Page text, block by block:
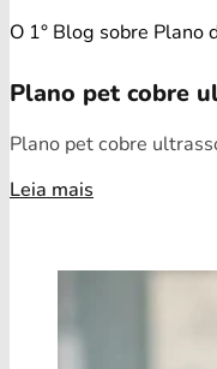
O 1° Blog sobre Plano
Plano pet cobre
Plano pet cobre
Leia mais